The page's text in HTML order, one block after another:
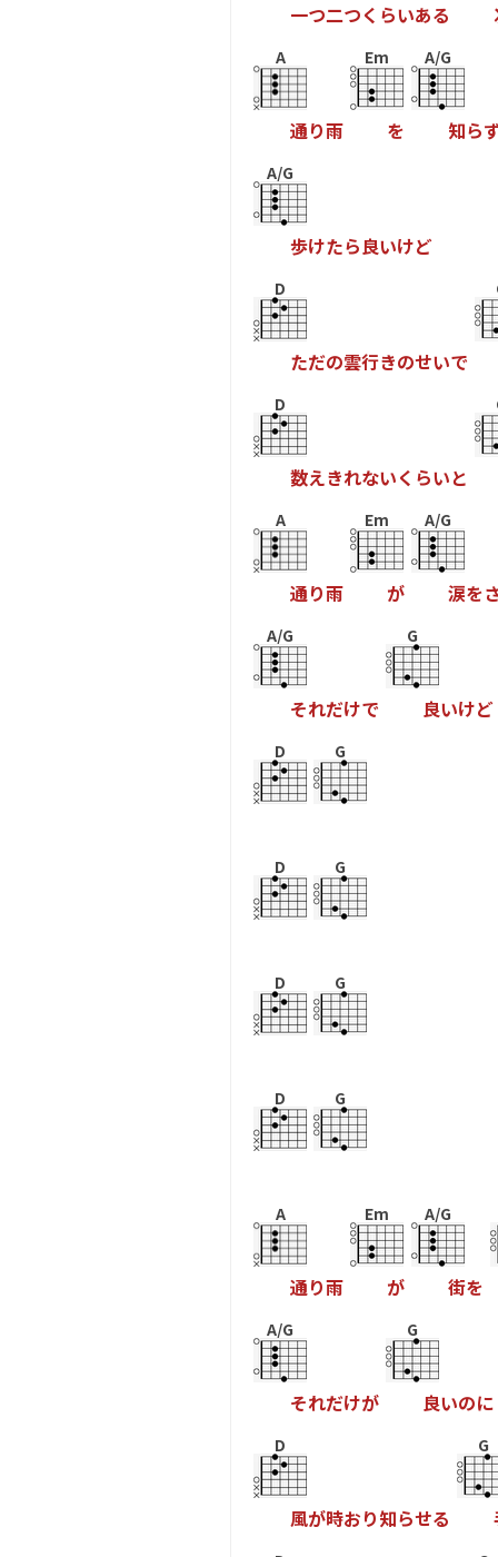
一つ二つく らいある
A
通り雨
Em
を
A/G
知ら
A/G
歩けたら良いけど
D
ただの雲行きのせいで
D
数えきれないく らいと
A
通り雨
Em
が
A/G
涙を
A/G
それだけで
G
良いけど
D G
D G
D G
D G
A
通り雨
Em
が
A/G
街を
A/G
それだけが
G
良いのに
D
風が時おり知らせる
G